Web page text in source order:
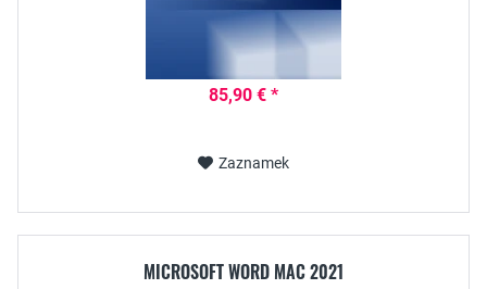
85,90 € *
Zaznamek
MICROSOFT WORD MAC 2021